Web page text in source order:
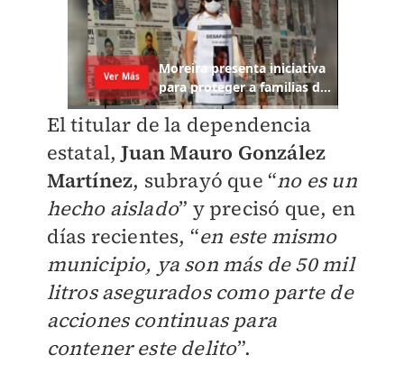
El titular de la dependencia
estatal,Juan Mauro González
Martínez, subrayó que “no es un
hecho aislado” y precisó que, en
días recientes, “en este mismo
municipio, ya son más de 50 mil
litros asegurados como parte de
acciones continuas para
contener este delito”.